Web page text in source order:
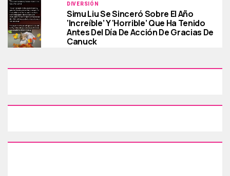
DIVERSIÓN
Simu Liu Se Sinceró Sobre El Año
‘increíble’ Y ‘horrible’ Que Ha Tenido
Antes Del Día De Acción De Gracias De
Canuck